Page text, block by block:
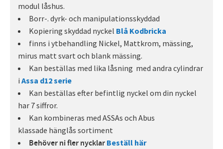
modul låshus.
Borr-. dyrk- och manipulationsskyddad
Kopiering skyddad nyckel Blå Kodbricka
finns i ytbehandling Nickel, Mattkrom, mässing,
mirus matt svart och blank mässing.
Kan beställas med lika låsning med andra cylindrar
i Assa d12 serie
Kan beställas efter befintlig nyckel om din nyckel
har 7 siffror.
Kan kombineras med ASSAs och Abus
klassade hänglås sortiment
Behöver ni fler nycklar Beställ här